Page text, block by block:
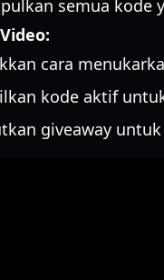
semua kode
cara
kode aktif
giveaway